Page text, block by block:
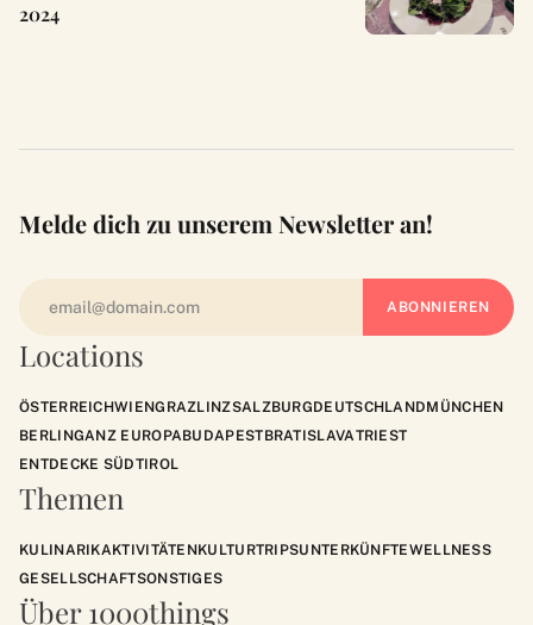
2024
Locations
ÖSTERREICHWIENGRAZLINZSALZBURGDEUTSCHLANDMÜNCHEN
BERLINGANZ EUROPABUDAPESTBRATISLAVATRIEST
ENTDECKE SÜDTIROL
Themen
KULINARIKAKTIVITÄTENKULTURTRIPSUNTERKÜNFTEWELLNESS
GESELLSCHAFTSONSTIGES
Über 1000things
Melde dich zu unserem Newsletter an!